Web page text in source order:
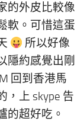
的外皮比較像
軟。可惜這蛋
所以好像
隱約感覺出剛
回到香港馬
，上 skype 告
的超好吃。